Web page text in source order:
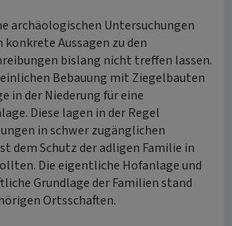
archäologischen Untersuchungen
konkrete Aussagen zu den
bislang nicht treffen lassen.
Bebauung mit Ziegelbauten
in der Niederung für eine
Diese lagen in der Regel
in schwer zugänglichen
dem Schutz der adligen Familie in
Die eigentliche Hofanlage und
Grundlage der Familien stand
Ortsschaften.